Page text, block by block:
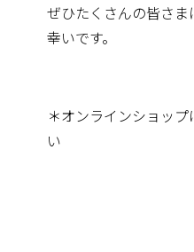
ぜひたくさんの皆さ
幸いです。
＊オンラインショップ
い